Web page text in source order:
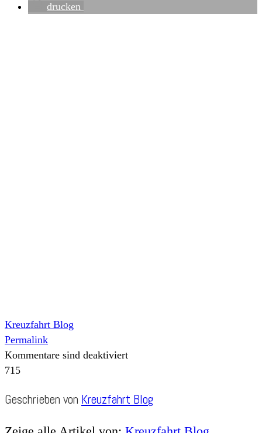
drucken
Kreuzfahrt Blog
Permalink
Kommentare sind deaktiviert
715
Geschrieben von Kreuzfahrt Blog